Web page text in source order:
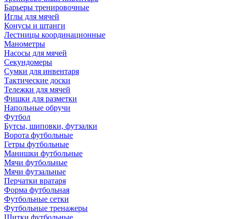
Барьеры тренировочные
Иглы для мячей
Конусы и штанги
Лестницы координационные
Манометры
Насосы для мячей
Секундомеры
Сумки для инвентаря
Тактические доски
Тележки для мячей
Фишки для разметки
Напольные обручи
Футбол
Бутсы, шиповки, футзалки
Ворота футбольные
Гетры футбольные
Манишки футбольные
Мячи футбольные
Мячи футзальные
Перчатки вратаря
Форма футбольная
Футбольные сетки
Футбольные тренажеры
Щитки футбольные